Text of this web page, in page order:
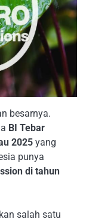
besarnya.
BI Tebar
2025 yang
punya
di tahun
salah satu